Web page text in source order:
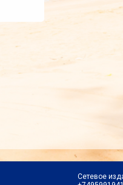
Сетевое